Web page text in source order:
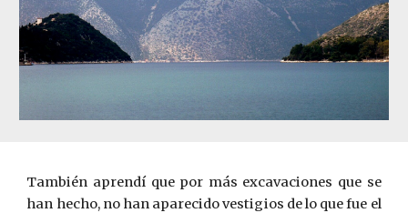
También aprendí que por más excavaciones que se
han hecho, no han aparecido vestigios de lo que fue el